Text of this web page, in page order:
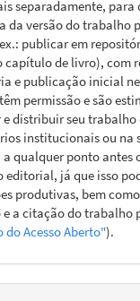
separadamente,
da versão do trabalho
publicar em
capítulo de livro), com
e publicação inicial
permissão e são
distribuir seu trabalho
institucionais ou na
a qualquer ponto antes
editorial, já que isso
produtivas, bem
a citação do trabalho
do Acesso Aberto").